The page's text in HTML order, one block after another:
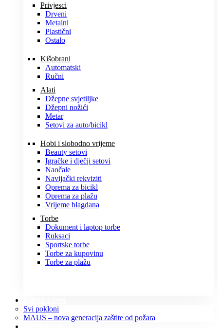
Privjesci
Drveni
Metalni
Plastični
Ostalo
Kišobrani
Automatski
Ručni
Alati
Džepne svjetiljke
Džepni nožići
Metar
Setovi za auto/bicikl
Hobi i slobodno vrijeme
Beauty setovi
Igračke i dječji setovi
Naočale
Navijački rekviziti
Oprema za bicikl
Oprema za plažu
Vrijeme blagdana
Torbe
Dokument i laptop torbe
Ruksaci
Sportske torbe
Torbe za kupovinu
Torbe za plažu
Svi pokloni
MAUS – nova generacija zaštite od požara